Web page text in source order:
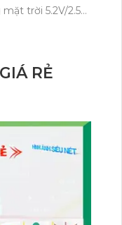
trời 5.2V/2.5W.
RẺ